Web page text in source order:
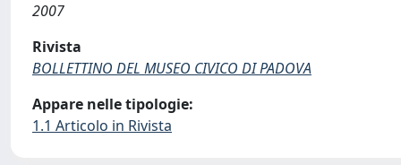
2007
Rivista
BOLLETTINO DEL MUSEO CIVICO DI PADOVA
Appare nelle tipologie:
1.1 Articolo in Rivista